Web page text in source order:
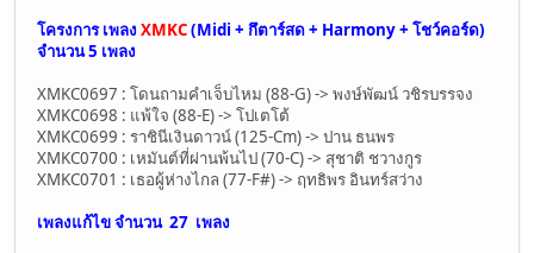
โครงการ เพลง XMKC(Midi + กึตาร์สด + Harmony + โชว์คอร์ด)
จำนวน5 เพลง
XMKC0697 : โดนถามคำเจ็บไหม (88-G) -> พงษ์พัฒน์ วชิรบรรจง
XMKC0698 : แพ้ใจ (88-E) -> โปเตโต้
XMKC0699 : ราชินีเงินดาวน์ (125-Cm) -> ปาน ธนพร
XMKC0700 : เหมันต์ที่ผ่านพ้นไป (70-C) -> สุชาติ ชวางกูร
XMKC0701 : เธอผู้ห่างไกล (77-F#) -> ฤทธิพร อินทร์สว่าง
เพลงแก้ไข จำนวน 27 เพลง